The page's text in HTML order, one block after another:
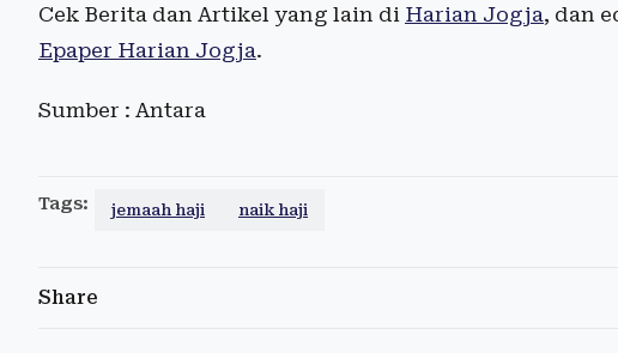
Cek Berita dan Artikel yang lain di Harian Jogja, dan
Epaper Harian Jogja.
Sumber : Antara
Tags: jemaah haji naik haji
Share